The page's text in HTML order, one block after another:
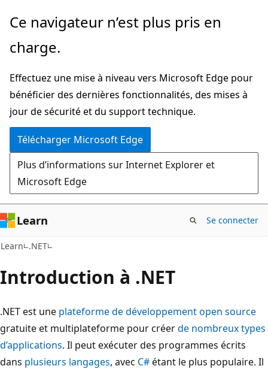
Passer
contenu
Ce navigateur n’est plus pris en
charge.
Effectuez une mise à niveau vers Microsoft Edge pour
bénéficier des dernières fonctionnalités, des mises à
jour de sécurité et du support technique.
Télécharger Microsoft Edge
Plus d’informations sur Internet Explorer et
Microsoft Edge
Learn Se connecter
Learn .NET
Introduction à .NET
.NET est une plateforme de développement open source
gratuite et multiplateforme pour créerde nombreux types
d’applications. Il peut exécuter des programmes écrits
dans plusieurs langages, avec C#étant le plus populaire. Il